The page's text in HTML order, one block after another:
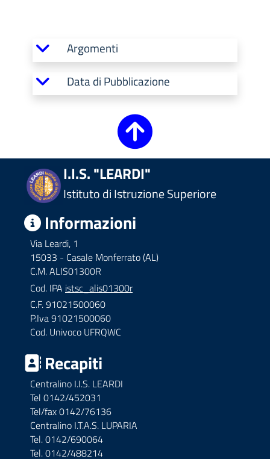
Argomenti
Data di Pubblicazione
I.I.S. "LEARDI"
Istituto di Istruzione Superiore
Informazioni
Via Leardi, 1
15033 - Casale Monferrato (AL)
C.M. ALIS01300R
Cod. IPA istsc_alis01300r
C.F. 91021500060
P.Iva 91021500060
Cod. Univoco UFRQWC
Recapiti
Centralino I.I.S. LEARDI
Tel 0142/452031
Tel/fax 0142/76136
Centralino I.T.A.S. LUPARIA
Tel. 0142/690064
Tel. 0142/488214